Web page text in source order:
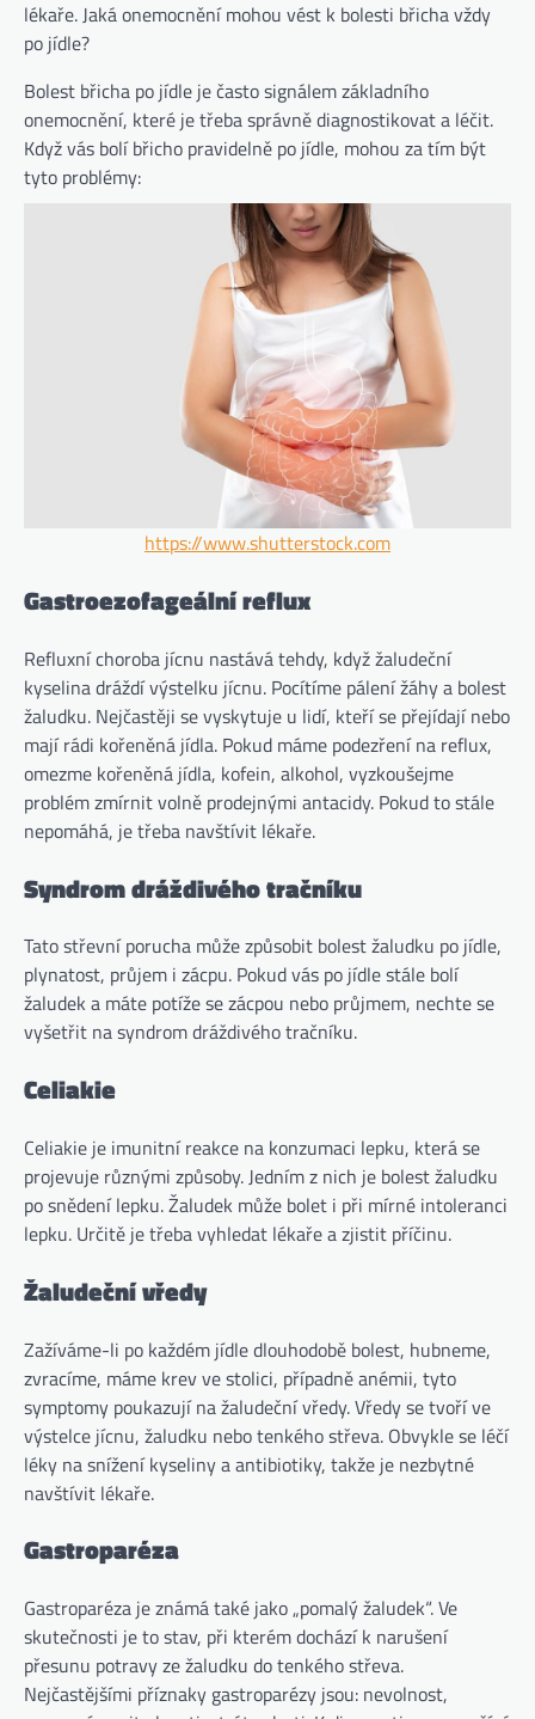
lékaře. Jaká onemocnění mohou vést k bolesti břicha vždy
po jídle?
Bolest břicha po jídle je často signálem základního
onemocnění, které je třeba správně diagnostikovat a léčit.
Když vás bolí břicho pravidelně po jídle, mohou za tím být
tyto problémy:
https://www.shutterstock.com
Gastroezofageální reflux
Refluxní choroba jícnu nastává tehdy, když žaludeční
kyselina dráždí výstelku jícnu. Pocítíme pálení žáhy a bolest
žaludku. Nejčastěji se vyskytuje u lidí, kteří se přejídají nebo
mají rádi kořeněná jídla. Pokud máme podezření na reflux,
omezme kořeněná jídla, kofein, alkohol, vyzkoušejme
problém zmírnit volně prodejnými antacidy. Pokud to stále
nepomáhá, je třeba navštívit lékaře.
Syndrom dráždivého tračníku
Tato střevní porucha může způsobit bolest žaludku po jídle,
plynatost, průjem i zácpu. Pokud vás po jídle stále bolí
žaludek a máte potíže se zácpou nebo průjmem, nechte se
vyšetřit na syndrom dráždivého tračníku.
Celiakie
Celiakie je imunitní reakce na konzumaci lepku, která se
projevuje různými způsoby. Jedním z nich je bolest žaludku
po snědení lepku. Žaludek může bolet i při mírné intoleranci
lepku. Určitě je třeba vyhledat lékaře a zjistit příčinu.
Žaludeční vředy
Zažíváme-li po každém jídle dlouhodobě bolest, hubneme,
zvracíme, máme krev ve stolici, případně anémii, tyto
symptomy poukazují na žaludeční vředy. Vředy se tvoří ve
výstelce jícnu, žaludku nebo tenkého střeva. Obvykle se léčí
léky na snížení kyseliny a antibiotiky, takže je nezbytné
navštívit lékaře.
Gastroparéza
Gastroparéza je známá také jako „pomalý žaludek“. Ve
skutečnosti je to stav, při kterém dochází k narušení
přesunu potravy ze žaludku do tenkého střeva.
Nejčastějšími příznaky gastroparézy jsou: nevolnost,